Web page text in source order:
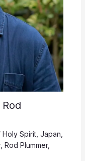
Holy Spirit, Japan
, Rod Plummer,